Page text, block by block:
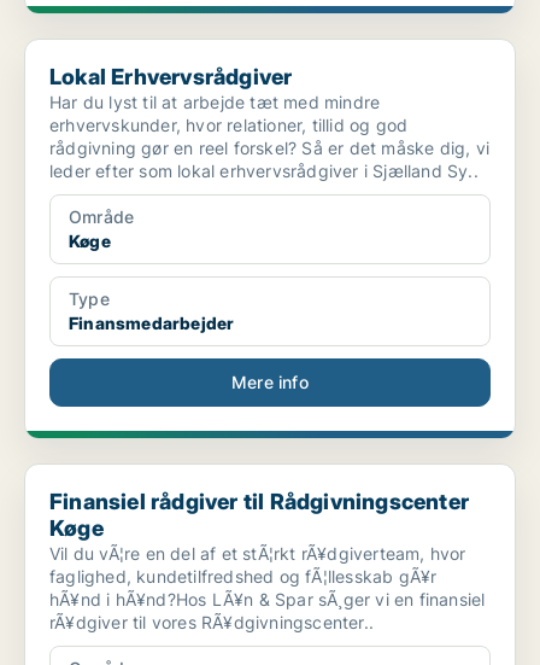
Lokal Erhvervsrådgiver
Lokal Erhvervsrådgiver
Har du lyst til at arbejde tæt med mindre
erhvervskunder, hvor relationer, tillid og god
rådgivning gør en reel forskel? Så er det måske dig, vi
leder efter som lokal erhvervsrådgiver i Sjælland Sy..
Område
Køge
Type
Finansmedarbejder
Mere info
Finansiel rådgiver til Rådgivningscenter Køge
Finansiel rådgiver til Rådgivningscenter
Køge
Vil du vÃ¦re en del af et stÃ¦rkt rÃ¥dgiverteam, hvor
faglighed, kundetilfredshed og fÃ¦llesskab gÃ¥r
hÃ¥nd i hÃ¥nd?Hos LÃ¥n & Spar sÃ¸ger vi en finansiel
rÃ¥dgiver til vores RÃ¥dgivningscenter..